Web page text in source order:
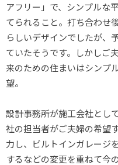
アフリー」で、シンプルな
てられること。打ち合わせ
らしいデザインでしたが、
ていたそうです。しかしご
来のための住まいはシンプ
望。
設計事務所が施工会社とし
社の担当者がご夫婦の希望
力し、ビルトインガレージ
するなどの変更を重ねて今